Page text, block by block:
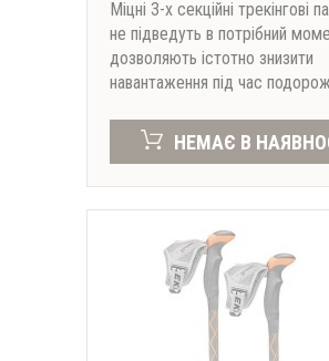
Міцні 3-х секційні трекінгові
не підведуть в потрібний
дозволяють істотно знизити
навантаження під час
НЕМАЄ В